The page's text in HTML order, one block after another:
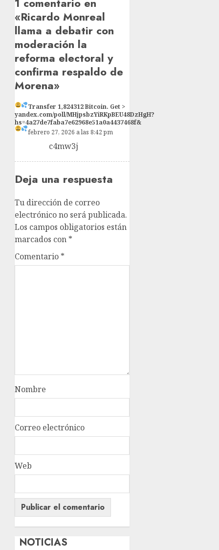
«Ricardo Monreal
llama a debatir con
moderación la
reforma electoral y
confirma respaldo de
Morena»
Transfer 1,824312 Bitcoin. Get >
yandex.com/poll/MHjpsbzYiRKpBEU48DzHgH?
hs=4a27de7faba7e62968e51a0a4437468f&
febrero 27, 2026 a las 8:42 pm
c4mw3j
Deja una respuesta
Tu dirección de correo
electrónico no será publicada.
Los campos obligatorios están
marcados con *
Comentario *
Nombre
Correo electrónico
Web
NOTICIAS